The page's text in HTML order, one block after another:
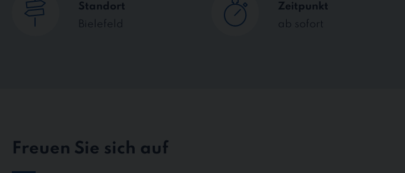
Standort
Bielefeld
Zeitpunkt
ab sofort
Freuen Sie sich auf